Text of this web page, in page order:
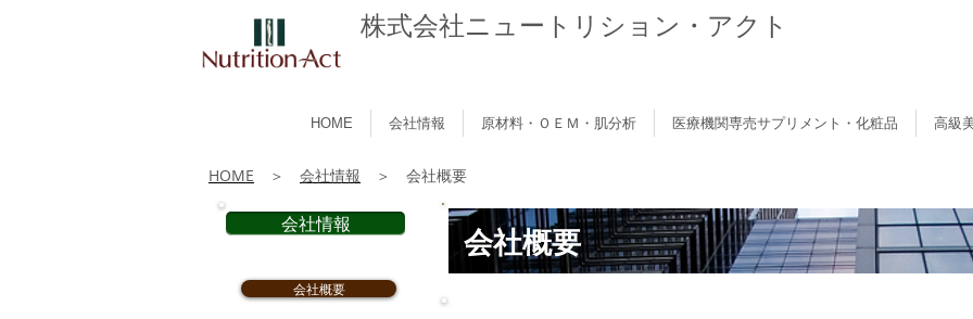
株式会社ニュートリション・アクト
HOME 会社情報 原材料・ＯＥＭ・肌分析 医療機関専売サプリメント・化粧品 高級
HOME ＞ 会社情報 ＞ 会社概要
会社情報
会社概要
会社概要